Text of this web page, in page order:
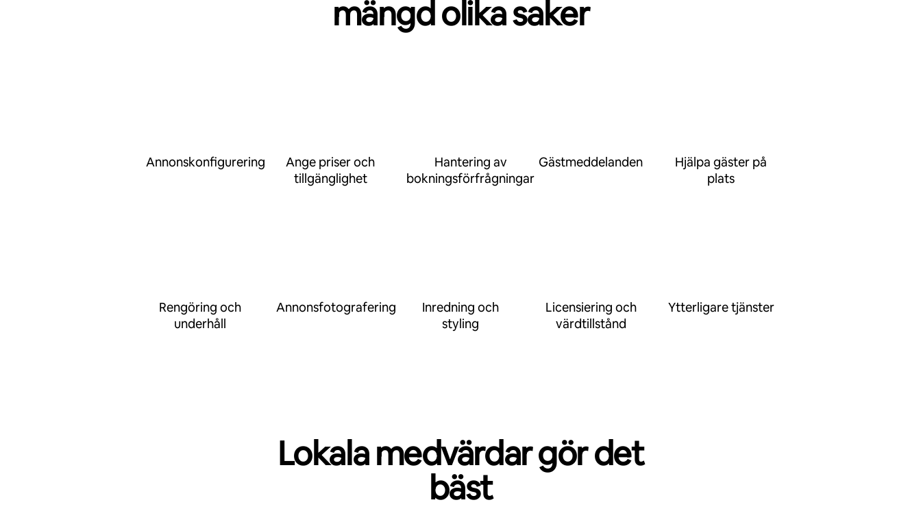
mängd olika saker
Annonskonfigurering
Ange priser och
tillgänglighet
Hantering av
bokningsförfrågningar
Gästmeddelanden
Hjälpa gäster på
plats
Rengöring och
underhåll
Annonsfotografering
Inredning och
styling
Licensiering och
värdtillstånd
Ytterligare tjänster
Lokala medvärdar gör det
bäst